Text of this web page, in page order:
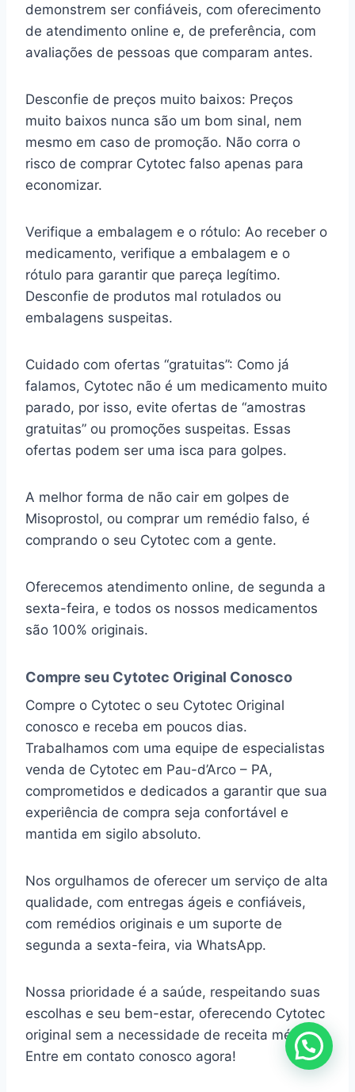
demonstrem ser confiáveis, com oferecimento
de atendimento online e, de preferência, com
avaliações de pessoas que comparam antes.
Desconfie de preços muito baixos: Preços
muito baixos nunca são um bom sinal, nem
mesmo em caso de promoção. Não corra o
risco de comprar Cytotec falso apenas para
economizar.
Verifique a embalagem e o rótulo: Ao receber o
medicamento, verifique a embalagem e o
rótulo para garantir que pareça legítimo.
Desconfie de produtos mal rotulados ou
embalagens suspeitas.
Cuidado com ofertas “gratuitas”: Como já
falamos, Cytotec não é um medicamento muito
parado, por isso, evite ofertas de “amostras
gratuitas” ou promoções suspeitas. Essas
ofertas podem ser uma isca para golpes.
A melhor forma de não cair em golpes de
Misoprostol, ou comprar um remédio falso, é
comprando o seu Cytotec com a gente.
Oferecemos atendimento online, de segunda a
sexta-feira, e todos os nossos medicamentos
são 100% originais.
Compre seu Cytotec Original Conosco
Compre o Cytotec o seu Cytotec Original
conosco e receba em poucos dias.
Trabalhamos com uma equipe de especialistas
venda de Cytotec em Pau-d’Arco – PA,
comprometidos e dedicados a garantir que sua
experiência de compra seja confortável e
mantida em sigilo absoluto.
Nos orgulhamos de oferecer um serviço de alta
qualidade, com entregas ágeis e confiáveis,
com remédios originais e um suporte de
segunda a sexta-feira, via WhatsApp.
Nossa prioridade é a saúde, respeitando suas
escolhas e seu bem-estar, oferecendo Cytotec
original sem a necessidade de receita médica.
Entre em contato conosco agora!